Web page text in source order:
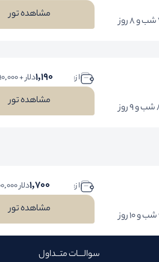
مشاهده تور
روز
ا ز: 1,190دلار + 89,990,000 تومان
مشاهده تور
ا ز: 1,700دلار 99,000,000 تومان
مشاهده تور
سوالـــات متــداول